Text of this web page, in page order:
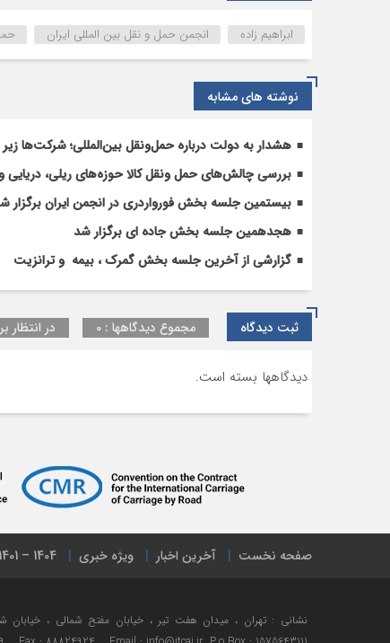
دبیر
انجمن
حمل
و
بین
المللی
ایران
ابراهیم زاده انجمن حمل و نقل بین المللی ایران
نوشته های مشابه
هشدار به دولت درباره حمل‌ونقل بین‌المللی؛ شرکت‌ها
بررسی چالش‌های حمل ونقل کالا حوزه‌های ریلی، دریایی
بیستمین جلسه بخش فورواردری در انجمن ایران برگزار
هجدهمین جلسه بخش جاده ای برگزار شد
گزارشی از آخرین جلسه بخش گمرک ، بیمه و ترانزیت
ثبت دیدگاه مجموع دیدگاهها : 0 در انتظار
دیدگاهها بسته است.
صفحه نخست آخرین اخبار ویژه خبری 1404 – 1401